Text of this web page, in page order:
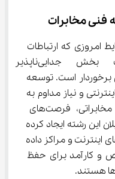
فنی مخابرات
امروزی که ارتباطات
دیجیتال و فناوری اطلاعات
برخوردار است. توسعه
و نیاز مداوم به
نگهداری و به‌روزرسانی تجهیزات مخابراتی، فرصت‌های
برای فارغ‌التحصیلان این رشته ایجاد کرده
اینترنت و مراکز داده
و کارآمد برای حفظ